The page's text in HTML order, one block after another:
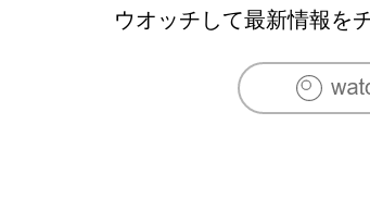
ウオッチして最新情報を